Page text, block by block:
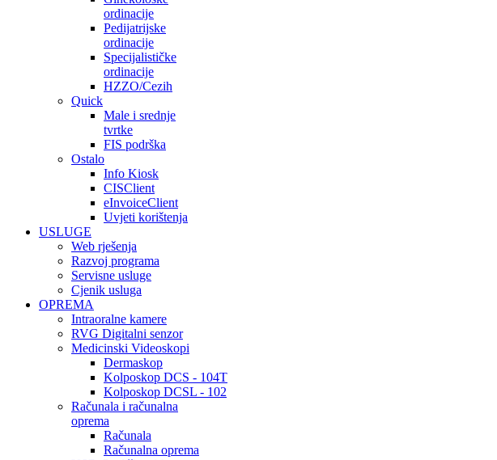
ordinacije
Pedijatrijske
ordinacije
Specijalističke
ordinacije
HZZO/Cezih
Quick
Male i srednje
tvrtke
FIS podrška
Ostalo
Info Kiosk
CISClient
eInvoiceClient
Uvjeti korištenja
USLUGE
Web rješenja
Razvoj programa
Servisne usluge
Cjenik usluga
OPREMA
Intraoralne kamere
RVG Digitalni senzor
Medicinski Videoskopi
Dermaskop
Kolposkop DCS - 104T
Kolposkop DCSL - 102
Računala i računalna
oprema
Računala
Računalna oprema